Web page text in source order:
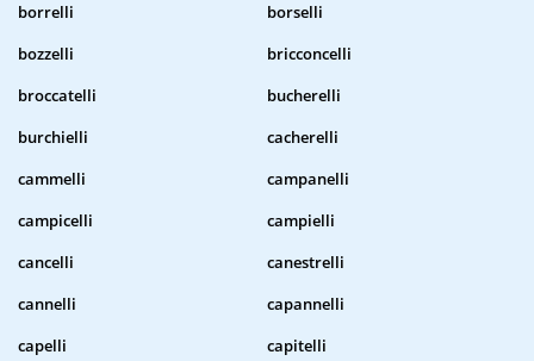
borrelli
borselli
bozzelli
bricconcelli
broccatelli
bucherelli
burchielli
cacherelli
cammelli
campanelli
campicelli
campielli
cancelli
canestrelli
cannelli
capannelli
capelli
capitelli